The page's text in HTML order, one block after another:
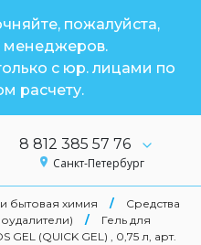
пожалуйста,
менеджеров.
с юр. лицами по
расчету.
8 812 385 57 76
Санкт-Петербург
бытовая химия /
Средства
/
Гель для
GEL (QUICK GEL) , 0,75 л, арт.